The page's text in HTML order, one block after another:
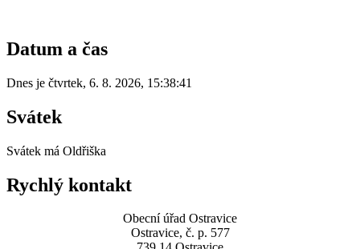
Datum a čas
Dnes je čtvrtek, 6. 8. 2026, 15:38:41
Svátek
Svátek má Oldřiška
Rychlý kontakt
Obecní úřad Ostravice
Ostravice, č. p. 577